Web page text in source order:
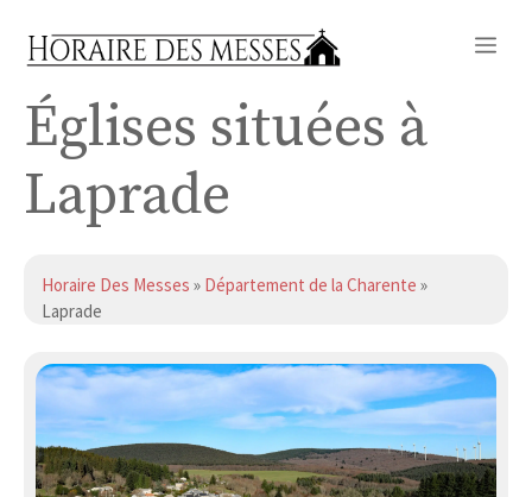
Églises situées à
Laprade
Horaire Des Messes » Département de la Charente »
Laprade